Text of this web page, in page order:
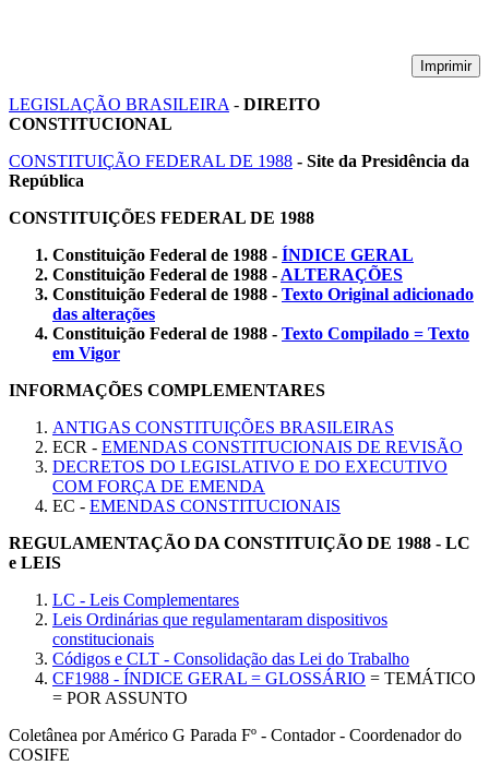
Imprimir
LEGISLAÇÃO BRASILEIRA - DIREITO
CONSTITUCIONAL
CONSTITUIÇÃO FEDERAL DE 1988 - Site da Presidência da
República
CONSTITUIÇÕES FEDERAL DE 1988
Constituição Federal de 1988 - ÍNDICE GERAL
Constituição Federal de 1988 - ALTERAÇÕES
Constituição Federal de 1988 - Texto Original adicionado
das alterações
Constituição Federal de 1988 - Texto Compilado = Texto
em Vigor
INFORMAÇÕES COMPLEMENTARES
ANTIGAS CONSTITUIÇÕES BRASILEIRAS
ECR - EMENDAS CONSTITUCIONAIS DE REVISÃO
DECRETOS DO LEGISLATIVO E DO EXECUTIVO
COM FORÇA DE EMENDA
EC - EMENDAS CONSTITUCIONAIS
REGULAMENTAÇÃO DA CONSTITUIÇÃO DE 1988 - LC
e LEIS
LC - Leis Complementares
Leis Ordinárias que regulamentaram dispositivos
constitucionais
Códigos e CLT - Consolidação das Lei do Trabalho
CF1988 - ÍNDICE GERAL = GLOSSÁRIO = TEMÁTICO
= POR ASSUNTO
Coletânea por Américo G Parada Fº - Contador - Coordenador do
COSIFE